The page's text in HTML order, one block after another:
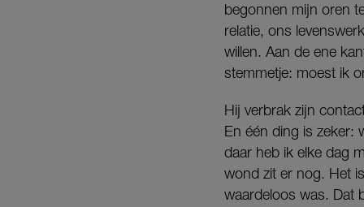
begonnen mijn oren
relatie, ons
willen. Aan de ene
stemmetje: moest ik
Hij verbrak zijn
En één ding is zeker:
daar heb ik elke dag
wond zit er nog. Het
waardeloos was. Dat